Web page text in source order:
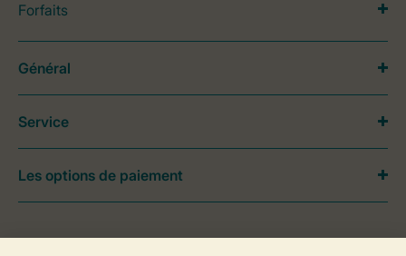
Forfaits
Général
Service
Les options de paiement